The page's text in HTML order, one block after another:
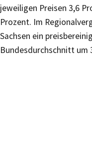
jeweiligen Preisen 3,6
Prozent. Im
Sachsen ein
Bundesdurchschnitt um